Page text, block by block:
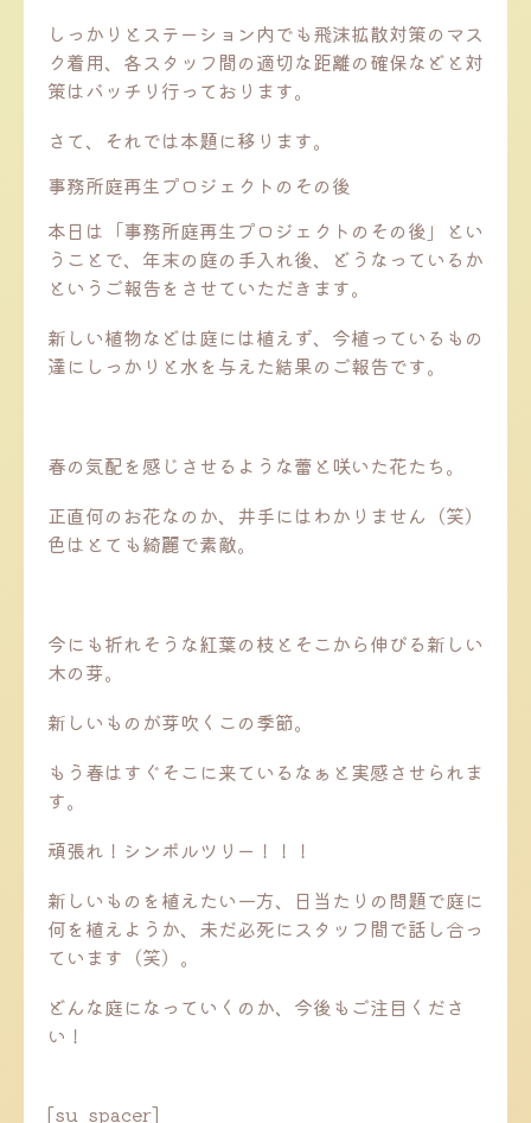
しっかりとステーション内でも飛沫拡散対策のマス
ク着用、各スタッフ間の適切な距離の確保などと対
策はバッチリ行っております。
さて、それでは本題に移ります。
事務所庭再生プロジェクトのその後
本日は「事務所庭再生プロジェクトのその後」とい
うことで、年末の庭の手入れ後、どうなっているか
というご報告をさせていただきます。
新しい植物などは庭には植えず、今植っているもの
達にしっかりと水を与えた結果のご報告です。
春の気配を感じさせるような蕾と咲いた花たち。
正直何のお花なのか、井手にはわかりません（笑）
色はとても綺麗で素敵。
今にも折れそうな紅葉の枝とそこから伸びる新しい
木の芽。
新しいものが芽吹くこの季節。
もう春はすぐそこに来ているなぁと実感させられま
す。
頑張れ！シンボルツリー！！！
新しいものを植えたい一方、日当たりの問題で庭に
何を植えようか、未だ必死にスタッフ間で話し合っ
ています（笑）。
どんな庭になっていくのか、今後もご注目くださ
い！
[su_spacer]